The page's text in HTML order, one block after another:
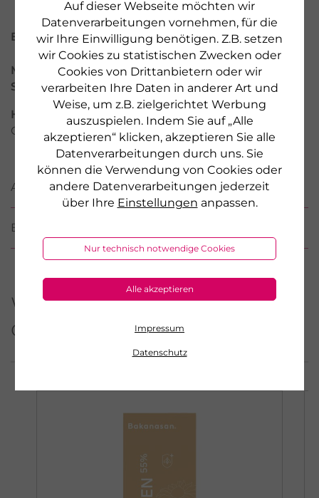
Auf dieser Webseite möchten wir
Datenverarbeitungen vornehmen, für die
wir Ihre Einwilligung benötigen. Z.B. setzen
wir Cookies zu statistischen Zwecken oder
Cookies von Drittanbietern oder wir
verarbeiten Ihre Daten in anderer Art und
Weise, um z.B. zielgerichtet Werbung
auszuspielen. Indem Sie auf „Alle
akzeptieren“ klicken, akzeptieren Sie alle
Datenverarbeitungen durch uns. Sie
können die Verwendung von Cookies oder
andere Datenverarbeitungen jederzeit
über Ihre Einstellungen anpassen.
Nur technisch notwendige Cookies
Alle akzeptieren
Impressum
Datenschutz
Eigenschaften des Produkts
Marke:
Bakanasan
Serie: Propolis
Hersteller:
Hansa Naturheilmittel GmbH, Bremen /
Germany, www.bakanasan.de
ANWENDUNG
BEWERTUNGEN
Weitere Produkte aus
dieser Serie